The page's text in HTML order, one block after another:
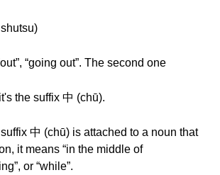
“going out”. The second one
the suffix 中 (chū).
中 (chū) is attached to a noun that
it means “in the middle of
or “while”.